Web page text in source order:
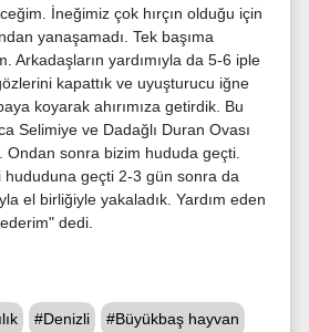
İneğimiz çok hırçın olduğu için
yanaşamadı. Tek başıma
Arkadaşların yardımıyla da 5-6 iple
kapattık ve uyuşturucu iğne
koyarak ahırımıza getirdik. Bu
Selimiye ve Dadağlı Duran Ovası
Ondan sonra bizim hududa geçti.
hududuna geçti 2-3 gün sonra da
el birliğiyle yakaladık. Yardım eden
dedi.
#Denizli #Büyükbaş hayvan